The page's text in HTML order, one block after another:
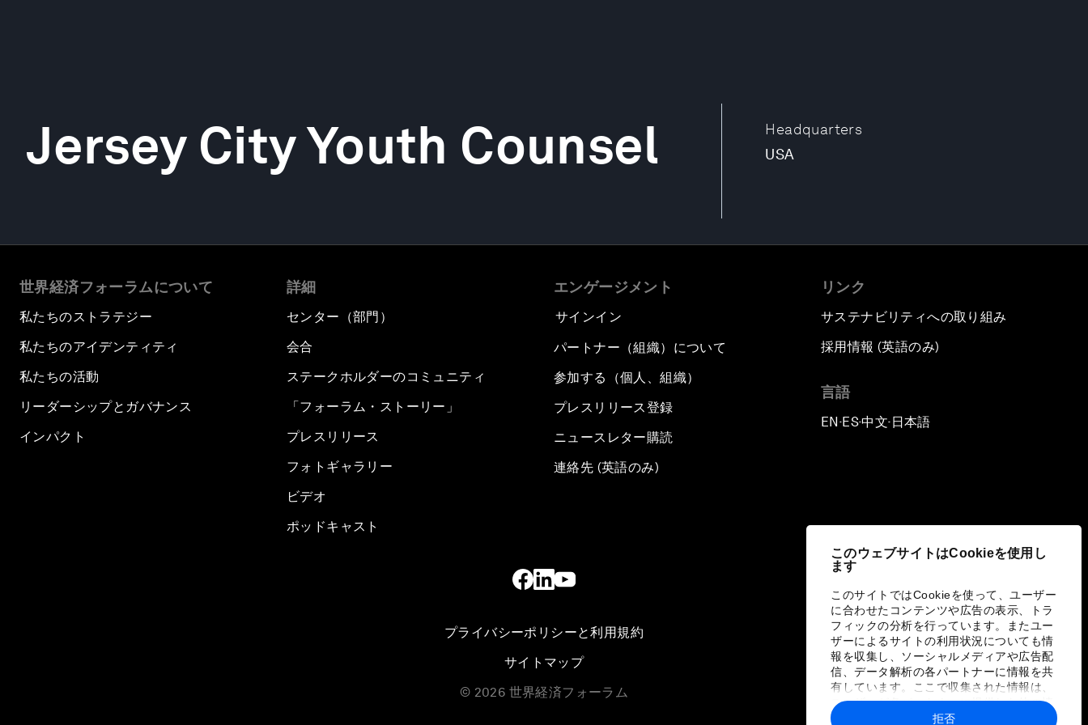
このウェブサイトはCookieを使用し
ます
このサイトではCookieを使って、ユーザー
に合わせたコンテンツや広告の表示、トラ
フィックの分析を行っています。またユー
ザーによるサイトの利用状況についても情
報を収集し、ソーシャルメディアや広告配
信、データ解析の各パートナーに情報を共
有しています。ここで収集された情報は、
ユーザーが各パートナーに提供した他の情
報や各パートナーのサービスを使用した際
拒否
Headquarters
USA
Jersey City Youth Counsel
世界経済フォーラムについて
私たちのストラテジー
私たちのアイデンティティ
私たちの活動
リーダーシップとガバナンス
インパクト
詳細
センター（部門）
会合
ステークホルダーのコミュニティ
「フォーラム・ストーリー」
プレスリリース
フォトギャラリー
ビデオ
ポッドキャスト
エンゲージメント
サインイン
パートナー（組織）について
参加する（個人、組織）
プレスリリース登録
ニュースレター購読
連絡先 (英語のみ)
リンク
サステナビリティへの取り組み
採用情報 (英語のみ)
言語
EN ▪ES▪中文▪ 日本語
プライバシーポリシーと利用規約
サイトマップ
© 2026 世界経済フォーラム